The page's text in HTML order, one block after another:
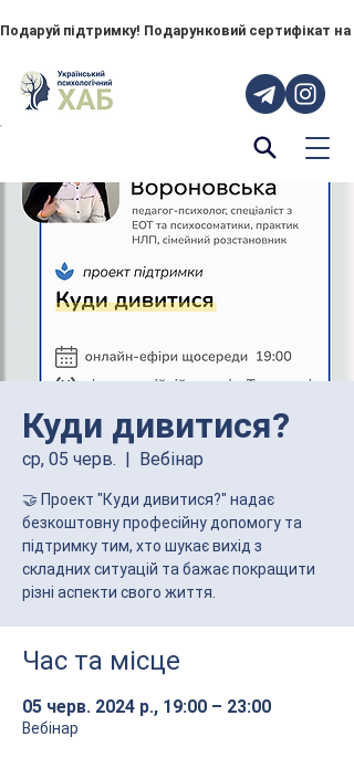
Подаруй підтримку! Подарунковий сертифікат
Куди дивитися?
ср, 05 черв.
  |
Вебінар
🤝 Проект "Куди дивитися?" надає
безкоштовну професійну допомогу та
підтримку тим, хто шукає вихід з
складних ситуацій та бажає покращити
різні аспекти свого життя.
Час та місце
05 черв. 2024 р., 19:00 – 23:00
Вебінар